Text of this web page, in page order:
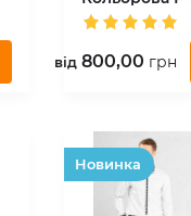
вiд 800,00 грн
Hовинка